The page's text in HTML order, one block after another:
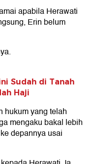
apabila Herawati
Erin belum
Sudah di Tanah
Haji
hukum yang telah
mengaku bakal lebih
depannya usai